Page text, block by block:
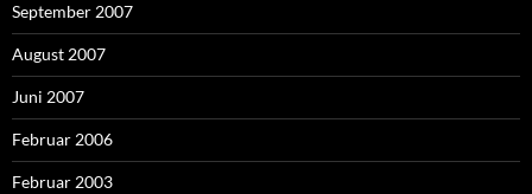
September 2007
August 2007
Juni 2007
Februar 2006
Februar 2003